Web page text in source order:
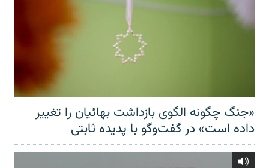
«جنگ چگونه الگوی بازداشت بهائیان را تغییر
داده است» در گفت‌وگو با پدیده ثابتی